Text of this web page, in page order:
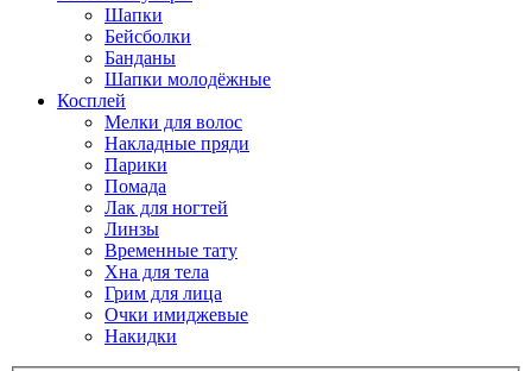
Шапки
Бейсболки
Банданы
Шапки молодёжные
Косплей
Мелки для волос
Накладные пряди
Парики
Помада
Лак для ногтей
Линзы
Временные тату
Хна для тела
Грим для лица
Очки имиджевые
Накидки